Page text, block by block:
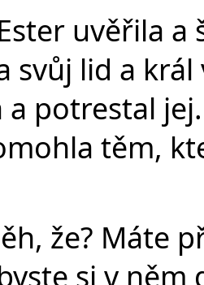
uvěřila a
svůj lid a
a potrestal
těm,
že? Máte
si v